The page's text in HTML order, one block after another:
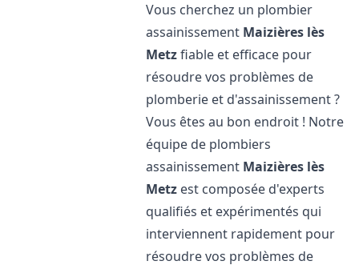
Vous cherchez un plombier
assainissement Maizières lès
Metzfiable et efficace pour
résoudre vos problèmes de
plomberie et d'assainissement ?
Vous êtes au bon endroit ! Notre
équipe de plombiers
assainissement Maizières lès
Metz est composée d'experts
qualifiés et expérimentés qui
interviennent rapidement pour
résoudre vos problèmes de